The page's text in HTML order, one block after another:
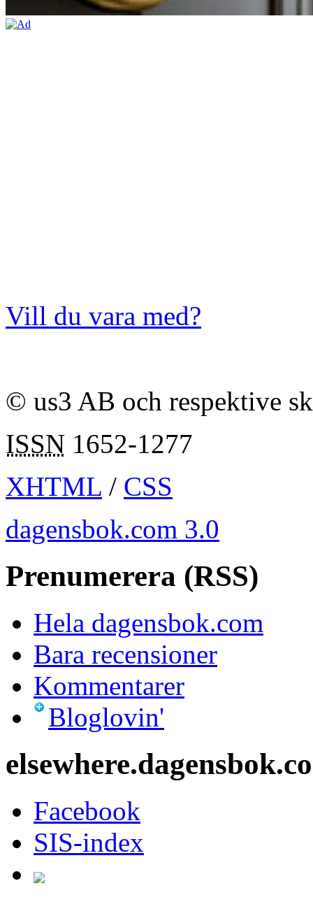
Vill du vara med?
© us3 AB och respektive
ISSN 1652-1277
XHTML / CSS
dagensbok.com 3.0
Prenumerera (RSS)
Hela dagensbok.com
Bara recensioner
Kommentarer
Bloglovin'
Facebook
SIS-index